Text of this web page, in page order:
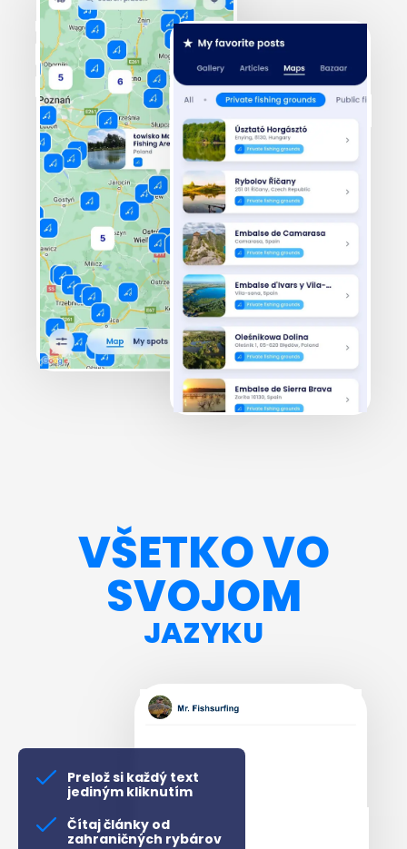
VŠETKO VO
SVOJOM
JAZYKU
Prelož si každý text
jediným kliknutím
Čítaj články od
zahraničných rybárov